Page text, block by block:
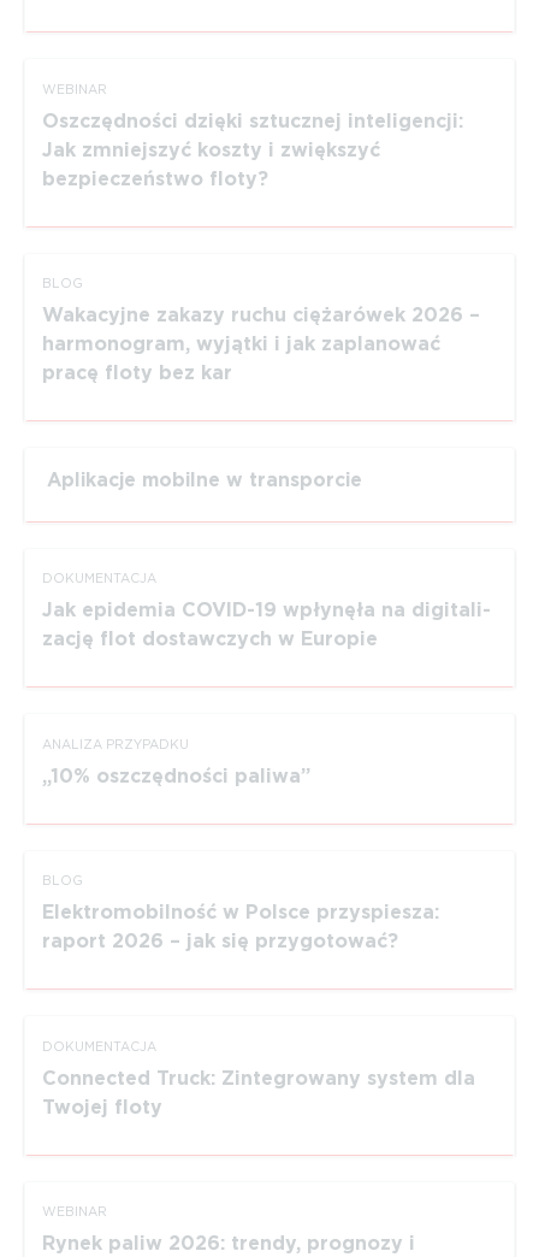
WEBINAR
Oszczędności dzięki sztucznej inteligencji:
Jak zmniejszyć koszty i zwiększyć
bezpieczeństwo floty?
BLOG
Wakacyjne zakazy ruchu ciężarówek 2026 –
harmonogram, wyjątki i jak zaplanować
pracę floty bez kar
Aplikacje mobilne w transporcie
DOKUMEN­TACJA
Jak epidemia COVID-19 wpłynęła na digita­li­
zację flot dostawczych w Europie
ANALIZA PRZYPADKU
10% oszczędności paliwa
BLOG
Elektromobilność w Polsce przyspiesza:
raport 2026 – jak się przygotować?
DOKUMEN­TACJA
Connected Truck: Zinte­growany system dla
Twojej floty
WEBINAR
Rynek paliw 2026: trendy, prognozy i